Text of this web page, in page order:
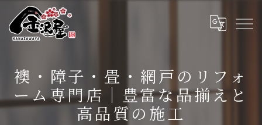
襖・障子・畳・網戸のリフォ
ーム専門店｜豊富な品揃えと
高品質の施工